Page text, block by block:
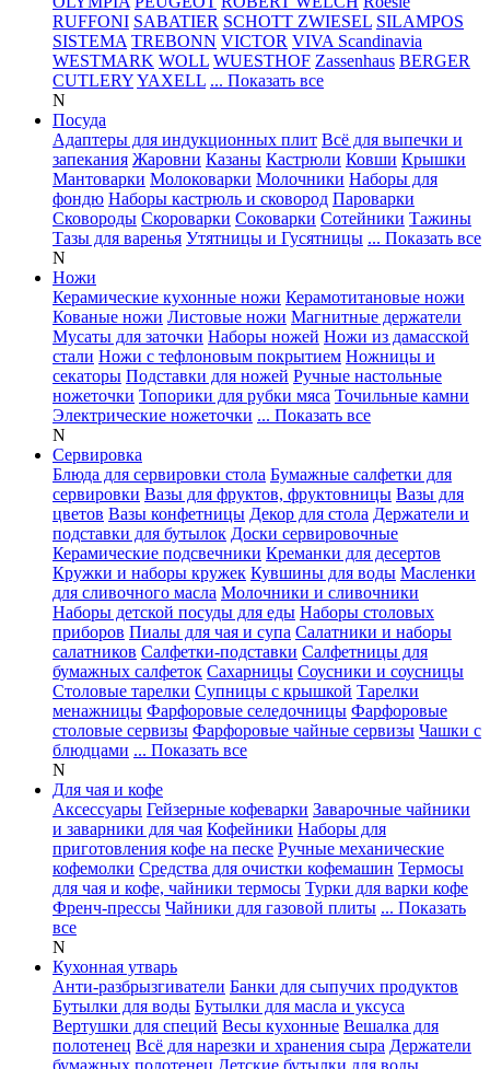
RUFFONI SABATIER SCHOTT ZWIESEL SILAMPOS
SISTEMA TREBONN VICTOR VIVA Scandinavia
WESTMARK WOLL WUESTHOF Zassenhaus BERGER
CUTLERYYAXELL ... Показать все
N
Посуда
Адаптеры для индукционных плит Всё для выпечки и
запекания Жаровни Казаны Кастрюли Ковши Крышки
Мантоварки Молоковарки Молочники Наборы для
фондю Наборы кастрюль и сковород Пароварки
Сковороды Скороварки Соковарки Сотейники Тажины
Тазы для варенья Утятницы и Гусятницы ... Показать все
N
Ножи
Керамические кухонные ножи Керамотитановые ножи
Кованые ножи Листовые ножи Магнитные держатели
Мусаты для заточки Наборы ножей Ножи из дамасской
стали Ножи с тефлоновым покрытием Ножницы и
секаторы Подставки для ножей Ручные настольные
ножеточки Топорики для рубки мяса Точильные камни
Электрические ножеточки ... Показать все
N
Сервировка
Блюда для сервировки стола Бумажные салфетки для
сервировки Вазы для фруктов, фруктовницы Вазы для
цветов Вазы конфетницы Декор для стола Держатели и
подставки для бутылок Доски сервировочные
Керамические подсвечники Креманки для десертов
Кружки и наборы кружек Кувшины для воды Масленки
для сливочного масла Молочники и сливочники
Наборы детской посуды для еды Наборы столовых
приборов Пиалы для чая и супа Салатники и наборы
салатников Салфетки-подставки Салфетницы для
бумажных салфеток Сахарницы Соусники и соусницы
Столовые тарелки Супницы с крышкой Тарелки
менажницы Фарфоровые селедочницы Фарфоровые
столовые сервизы Фарфоровые чайные сервизы Чашки с
блюдцами ... Показать все
N
Для чая и кофе
Аксессуары Гейзерные кофеварки Заварочные чайники
и заварники для чая Кофейники Наборы для
приготовления кофе на песке Ручные механические
кофемолки Средства для очистки кофемашин Термосы
для чая и кофе, чайники термосы Турки для варки кофе
Френч-прессы Чайники для газовой плиты ... Показать
все
N
Кухонная утварь
Анти-разбрызгиватели Банки для сыпучих продуктов
Бутылки для воды Бутылки для масла и уксуса
Вертушки для специй Весы кухонные Вешалка для
полотенец Всё для нарезки и хранения сыра Держатели
бумажных полотенец Детские бутылки для воды